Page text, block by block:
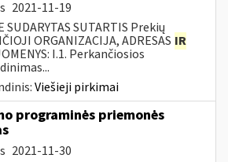
2021-11-19
SUDARYTAS SUTARTIS Prekių
ORGANIZACIJA, ADRESAS IR
I.1. Perkančiosios
Viešieji pirkimai
programinės priemonės
2021-11-30